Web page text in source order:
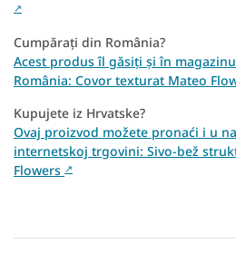
↗
Cumpărați din România?
Acest produs îl găsiți și în
România: Covor texturat Mateo
Kupujete iz Hrvatske?
Ovaj proizvod možete pronaći i u
internetskoj trgovini: Sivo-bež
Flowers ↗